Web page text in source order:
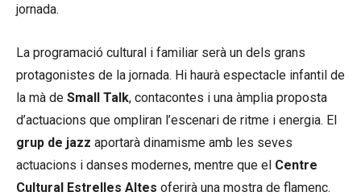
jornada.
La programació cultural i familiar serà un dels grans
protagonistes de la jornada. Hi haurà espectacle infantil de
la mà de Small Talk, contacontes i una àmplia proposta
d’actuacions que ompliran l’escenari de ritme i energia. El
grup de jazz aportarà dinamisme amb les seves
actuacions i danses modernes, mentre que el Centre
Cultural Estrelles Altes oferirà una mostra de flamenc.